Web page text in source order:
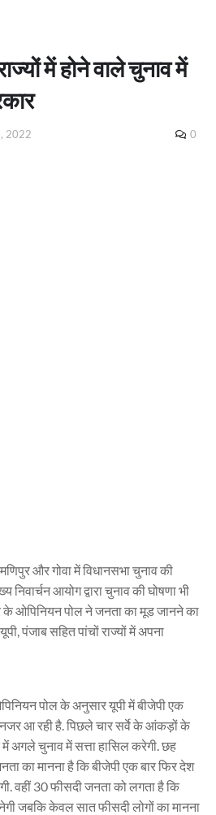
में होने वाले चुनाव में
2022 0
और गोवा में विधानसभा चुनाव की
निवार्चन आयोग द्वारा चुनाव की घोषणा भी
के ओपिनियन पोल ने जनता का मूड जानने का
पंजाब सहित पांचों राज्यों में अपना
पोल के अनुसार यूपी में बीजेपी एक
नजर आ रही है. पिछले चार सर्वे के आंकड़ों के
अगले चुनाव में सत्ता हासिल करेगी. छह
का मानना है कि बीजेपी एक बार फिर देश
वहीं 30 फीसदी जनता को लगता है कि
जबकि केवल सात फीसदी लोगों का मानना